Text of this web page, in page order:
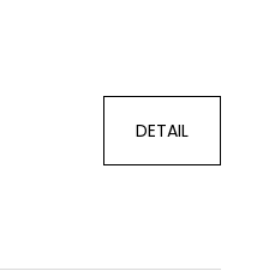
DETAIL